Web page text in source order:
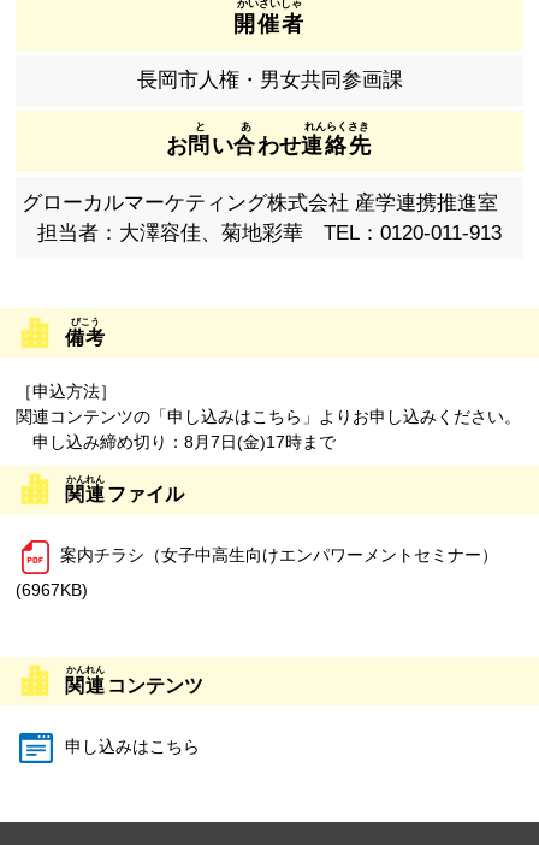
開催者
長岡市人権・男女共同参画課
お問 い合わせ連絡先
グローカルマーケティング株式会社 産学連携推進室
担当者：大澤容佳、菊地彩華 TEL：0120-011-913
備考
［申込方法］
関連コンテンツの「申し込みはこちら」よりお申し込みください。
申し込み締め切り：8月7日(金)17時まで
関連ファイル
案内チラシ（女子中高生向けエンパワーメントセミナー）
(6967KB)
関連 コンテンツ
申し込みはこちら